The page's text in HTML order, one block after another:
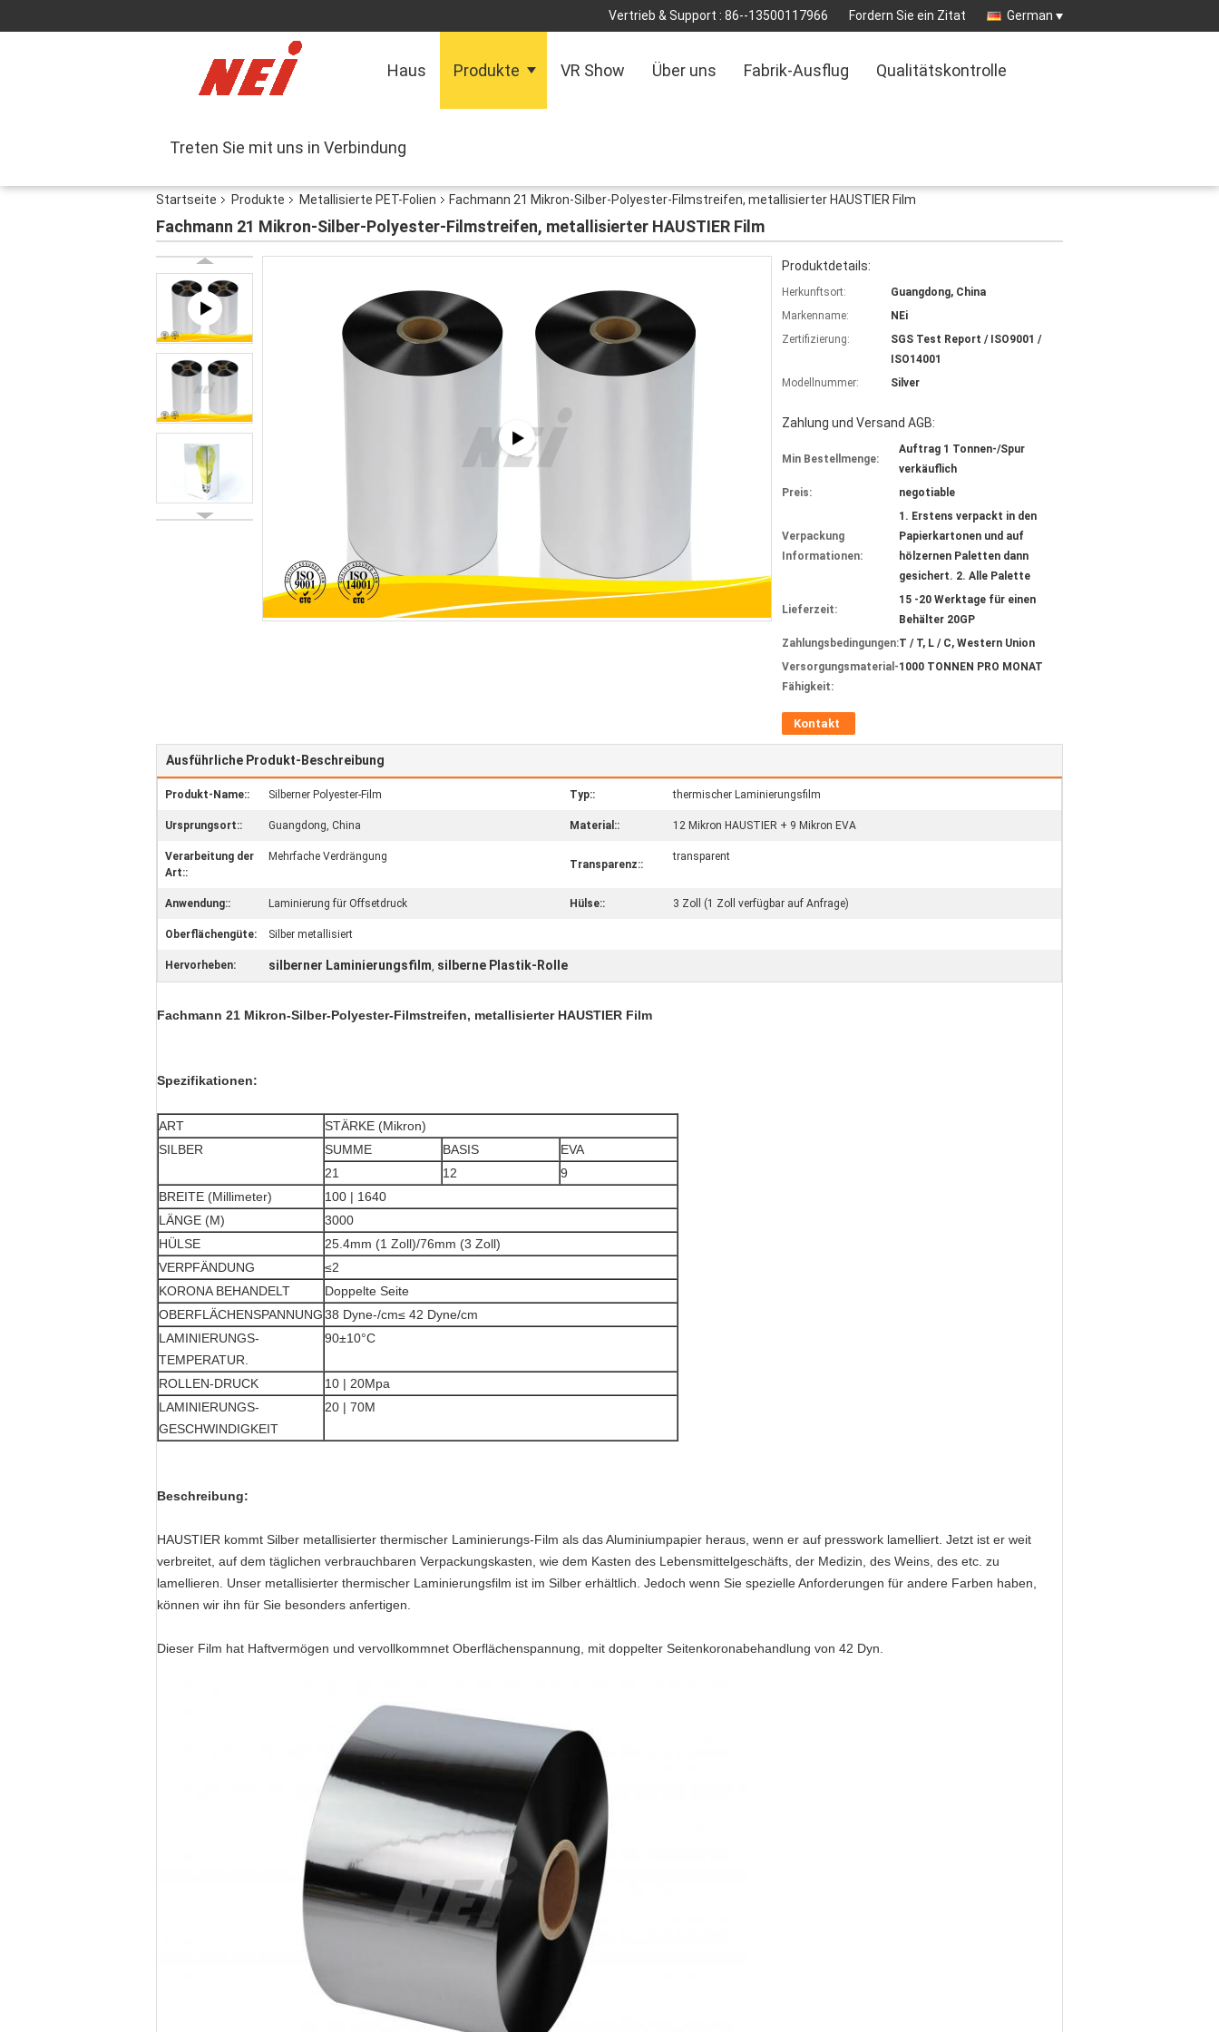
Vertrieb & Support : 86--13500117966 Fordern Sie ein Zitat German
Haus Produkte VR Show Über uns Fabrik-Ausflug Qualitätskontrolle
Treten Sie mit uns in Verbindung
Startseite Produkte Metallisierte PET-Folien Fachmann 21 Mikron-Silber-Polyester-Filmstreifen, metallisierter HAUSTIER Film
Fachmann 21 Mikron-Silber-Polyester-Filmstreifen, metallisierter HAUSTIER Film
Produktdetails:
Herkunftsort:
Guangdong, China
Markenname:
NEi
Zertifizierung:
SGS Test Report / ISO9001 /
ISO14001
Modellnummer:
Silver
Zahlung und Versand AGB:
Min Bestellmenge:
Auftrag 1 Tonnen-/Spur
verkäuflich
Preis:
negotiable
Verpackung
Informationen:
1. Erstens verpackt in den
Papierkartonen und auf
hölzernen Paletten dann
gesichert. 2. Alle Palette
Lieferzeit:
15 -20 Werktage für einen
Behälter 20GP
Zahlungsbedingungen:T / T, L / C, Western Union
Versorgungsmaterial-
Fähigkeit:
1000 TONNEN PRO MONAT
Kontakt
Ausführliche Produkt-Beschreibung
Produkt-Name:: Silberner Polyester-Film Typ:: thermischer Laminierungsfilm
Ursprungsort:: Guangdong, China Material:: 12 Mikron HAUSTIER + 9 Mikron EVA
Verarbeitung der
Art::
Mehrfache Verdrängung
Transparenz::
transparent
Anwendung:: Laminierung für Offsetdruck Hülse:: 3 Zoll (1 Zoll verfügbar auf Anfrage)
Oberflächengüte: Silber metallisiert
Hervorheben: silberner Laminierungsfilm, silberne Plastik-Rolle
Fachmann 21 Mikron-Silber-Polyester-Filmstreifen, metallisierter HAUSTIER Film
Spezifikationen:
ART
STÄRKE (Mikron)
SILBER
SUMME BASIS
EVA
21
12
9
BREITE (Millimeter)
100 | 1640
LÄNGE (M)
3000
HÜLSE
25.4mm (1 Zoll)/76mm (3 Zoll)
VERPFÄNDUNG
≤2
KORONA BEHANDELT
Doppelte Seite
OBERFLÄCHENSPANNUNG38 Dyne-/cm≤ 42 Dyne/cm
LAMINIERUNGS-
TEMPERATUR.
90±10°C
ROLLEN-DRUCK
10 | 20Mpa
LAMINIERUNGS-
GESCHWINDIGKEIT
20 | 70M
Beschreibung:
HAUSTIER kommt Silber metallisierter thermischer Laminierungs-Film als das Aluminiumpapier heraus, wenn er auf presswork lamelliert. Jetzt ist er weit
verbreitet, auf dem täglichen verbrauchbaren Verpackungskasten, wie dem Kasten des Lebensmittelgeschäfts, der Medizin, des Weins, des etc. zu
lamellieren. Unser metallisierter thermischer Laminierungsfilm ist im Silber erhältlich. Jedoch wenn Sie spezielle Anforderungen für andere Farben haben,
können wir ihn für Sie besonders anfertigen.
Dieser Film hat Haftvermögen und vervollkommnet Oberflächenspannung, mit doppelter Seitenkoronabehandlung von 42 Dyn.